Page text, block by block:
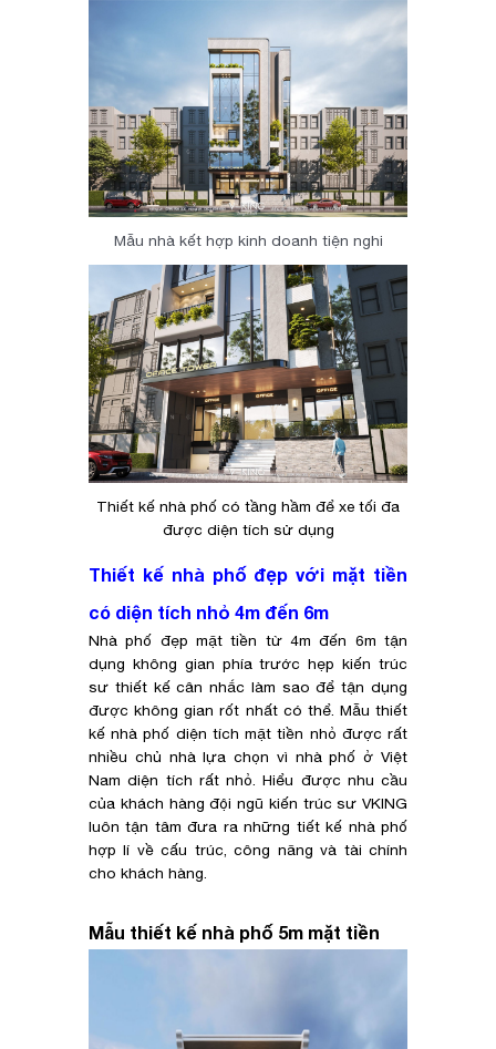
Mẫu nhà kết hợp kinh doanh tiện nghi
Thiết kế nhà phố có tầng hầm để xe tối đa
được diện tích sử dụng
Thiết kế nhà phố đẹp với mặt tiền
có diện tích nhỏ 4m đến 6m
Nhà phố đẹp mặt tiền từ 4m đến 6m tận
dụng không gian phía trước hẹp kiến trúc
sư thiết kế cân nhắc làm sao để tận dụng
được không gian rốt nhất có thể. Mẫu thiết
kế nhà phố diện tích mặt tiền nhỏ được rất
nhiều chủ nhà lựa chọn vì nhà phố ở Việt
Nam diện tích rất nhỏ. Hiểu được nhu cầu
của khách hàng đội ngũ kiến trúc sư VKING
luôn tận tâm đưa ra những tiết kế nhà phố
hợp lí về cấu trúc, công năng và tài chính
cho khách hàng.
Mẫu thiết kế nhà phố 5m mặt tiền